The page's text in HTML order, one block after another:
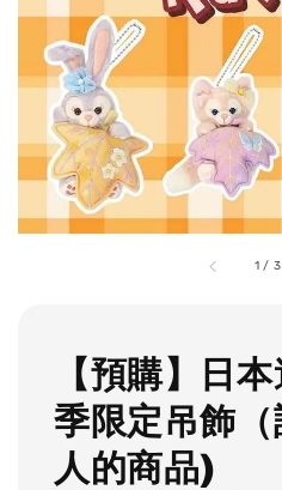
1 / 3
【預購】日
季限定吊飾（
人的商品)